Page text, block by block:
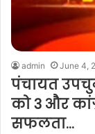
admin June 4,
पंचायत
को 3 और
सफलता…